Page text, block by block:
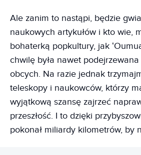
Ale zanim to nastąpi, będzie
naukowych artykułów i kto wie,
bohaterką popkultury, jak
chwilę była nawet
obcych. Na razie jednak
teleskopy i naukowców, którzy
wyjątkową szansę zajrzeć
przeszłość. I to dzięki
pokonał miliardy kilometrów, by